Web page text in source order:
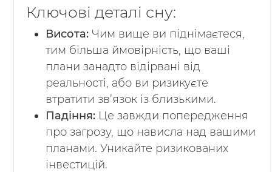
Ключові деталі сну:
Висота: Чим вище ви піднімаєтеся,
тим більша ймовірність, що ваші
плани занадто відірвані від
реальності, або ви ризикуєте
втратити зв’язок із близькими.
Падіння: Це завжди попередження
про загрозу, що нависла над вашими
планами. Уникайте ризикованих
інвестицій.